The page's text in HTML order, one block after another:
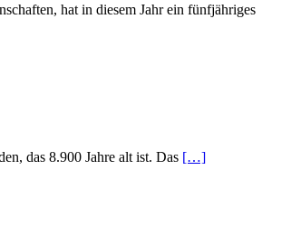
hat in diesem Jahr ein fünfjähriges
das 8.900 Jahre alt ist. Das […]